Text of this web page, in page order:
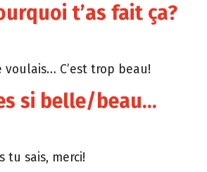
t’as fait ça?
voulais… C’est trop beau!
si belle/beau…
tu sais, merci!